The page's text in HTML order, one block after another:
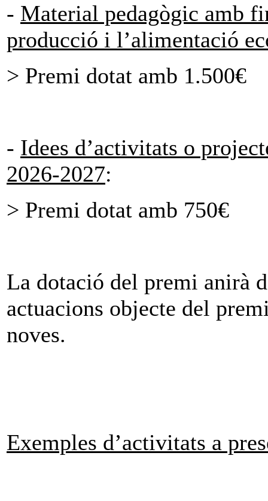
- Material pedagògic amb
producció i l’alimentació
> Premi dotat amb 1.500€
- Idees d’activitats o
2026-2027:
> Premi dotat amb 750€
La dotació del premi anirà
actuacions objecte del
noves.
Exemples d’activitats a